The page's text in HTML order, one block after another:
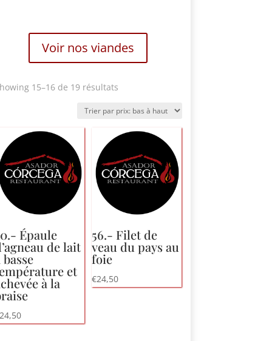
Voir nos viandes
15–16 de 19 résultatsTrié
prix:
bas
haut
Épaule
de lait
basse
et
à la
56.- Filet de
veau du pays au
foie
€24,50